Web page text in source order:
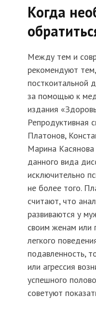
Когда
Между тем и
рекомендуют
посткоитальной
за помощью к
издания
Репродуктивная
Платонов,
Марина Касянова
данного вида
исключительно
не более того.
считают, что
развиваются у
своим женам или
легкого
подавленность,
или агрессия
успешного
советуют